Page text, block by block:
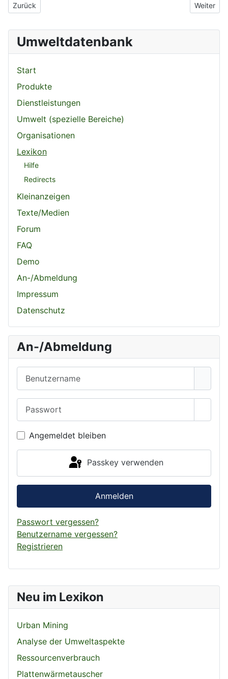
Neu im Lexikon
Urban Mining
Analyse der Umweltaspekte
Ressourcenverbrauch
Plattenwärmetauscher
Vorheriger Beitrag: Fahrradfahren
Zurück Nächster
Weiter
Umweltdatenbank
Start
Produkte
Dienstleistungen
Umwelt (spezielle Bereiche)
Organisationen
Lexikon
Hilfe
Redirects
Kleinanzeigen
Texte/Medien
Forum
FAQ
Demo
An-/Abmeldung
Impressum
Datenschutz
An-/Abmeldung
Angemeldet bleiben
Passkey verwenden
Anmelden
Passwort vergessen?
Benutzername vergessen?
Registrieren